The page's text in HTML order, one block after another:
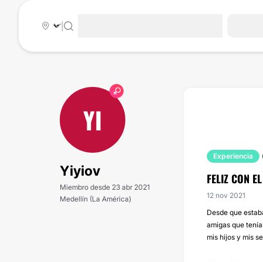
|
YI
Yiyiov
Miembro desde 23 abr 2021
Medellín (La América)
Experiencia
FELIZ CON
12 nov 2021
Desde que
amigas que
mis hijos y mis